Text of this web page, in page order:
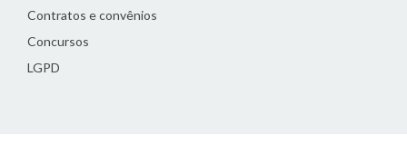
Contratos e convênios
Concursos
LGPD